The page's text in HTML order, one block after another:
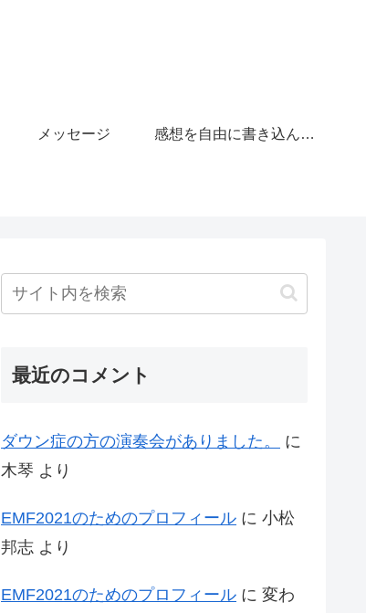
メッセージ 感想を自由に書き込んで下さい。
最近のコメント
ダウン症の方の演奏会がありました。
に
木琴 より
EMF2021のためのプロフィール に 小松
邦志 より
EMF2021のためのプロフィール に 変わ